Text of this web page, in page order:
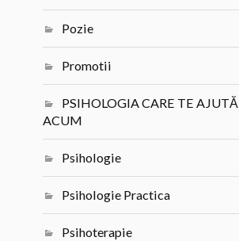
Pozie
Promotii
PSIHOLOGIA CARE TE AJUTĂ
ACUM
Psihologie
Psihologie Practica
Psihoterapie